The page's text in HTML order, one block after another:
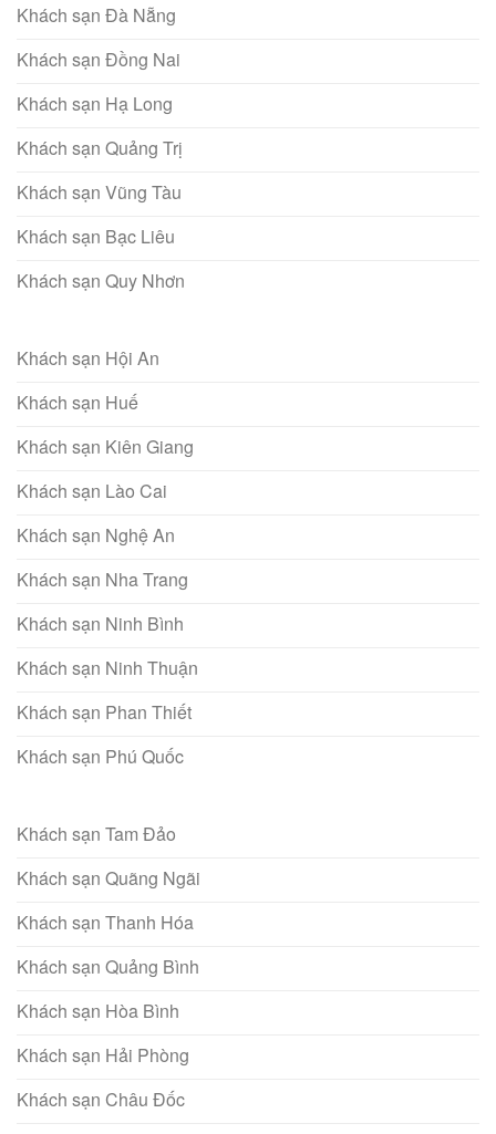
Khách sạn Đà Nẵng
Khách sạn Đồng Nai
Khách sạn Hạ Long
Khách sạn Quảng Trị
Khách sạn Vũng Tàu
Khách sạn Bạc Liêu
Khách sạn Quy Nhơn
Khách sạn Hội An
Khách sạn Huế
Khách sạn Kiên Giang
Khách sạn Lào Cai
Khách sạn Nghệ An
Khách sạn Nha Trang
Khách sạn Ninh Bình
Khách sạn Ninh Thuận
Khách sạn Phan Thiết
Khách sạn Phú Quốc
Khách sạn Tam Đảo
Khách sạn Quãng Ngãi
Khách sạn Thanh Hóa
Khách sạn Quảng Bình
Khách sạn Hòa Bình
Khách sạn Hải Phòng
Khách sạn Châu Đốc